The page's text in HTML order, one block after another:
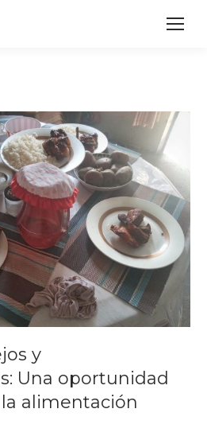
y
Una oportunidad
alimentación